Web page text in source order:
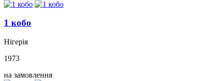
1 кобо
Нігерія
1973
на замовлення